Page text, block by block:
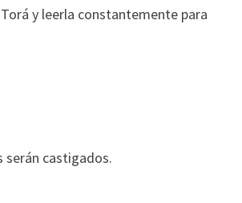
y leerla constantemente para
serán castigados.